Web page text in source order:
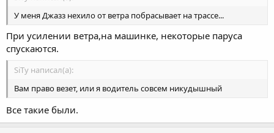
У меня Джазз нехило от ветра побрасывает на трассе...
При усилении ветра,на машинке, некоторые паруса
спускаются.
SiTy написал(а):
Вам право везет, или я водитель совсем никудышный
Все такие были.